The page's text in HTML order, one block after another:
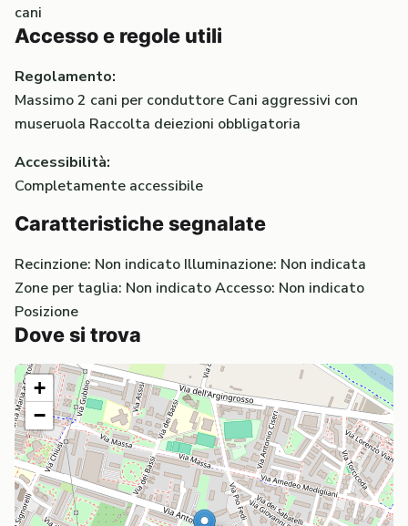
cani
Accesso e regole utili
Regolamento:
Massimo 2 cani per conduttore Cani aggressivi con
museruola Raccolta deiezioni obbligatoria
Accessibilità:
Completamente accessibile
Caratteristiche segnalate
Recinzione: Non indicato Illuminazione: Non indicata
Zone per taglia: Non indicatoAccesso: Non indicato
Posizione
Dove si trova
+
−